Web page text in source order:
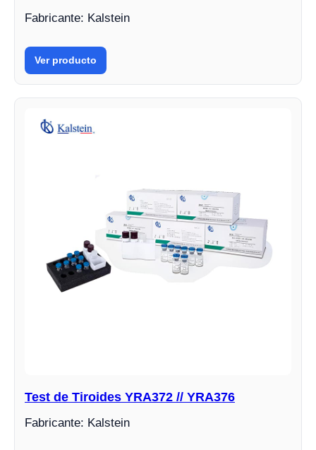
Fabricante: Kalstein
Ver producto
Test de Tiroides YRA372 // YRA376
Fabricante: Kalstein